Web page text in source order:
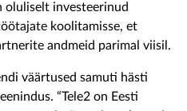
oluliselt investeerinud
koolitamisse, et
andmeid parimal viisil.
väärtused samuti hästi
“Tele2 on Eesti